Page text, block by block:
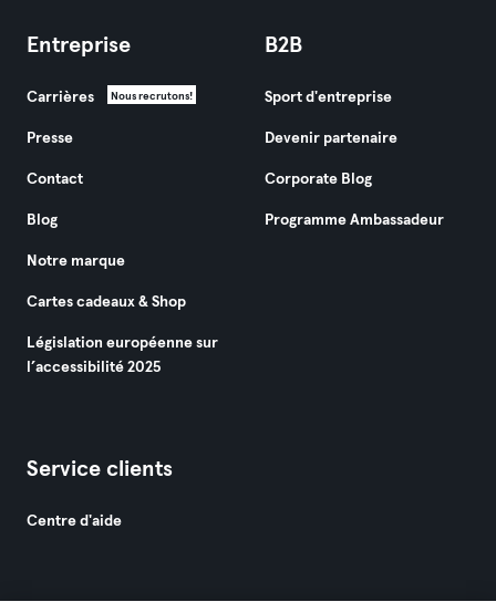
Entreprise
Carrières Nous recrutons!
Presse
Contact
Blog
Notre marque
Cartes cadeaux & Shop
Législation européenne sur
l’accessibilité 2025
B2B
Sport d'entreprise
Devenir partenaire
Corporate Blog
Programme Ambassadeur
Service clients
Centre d'aide